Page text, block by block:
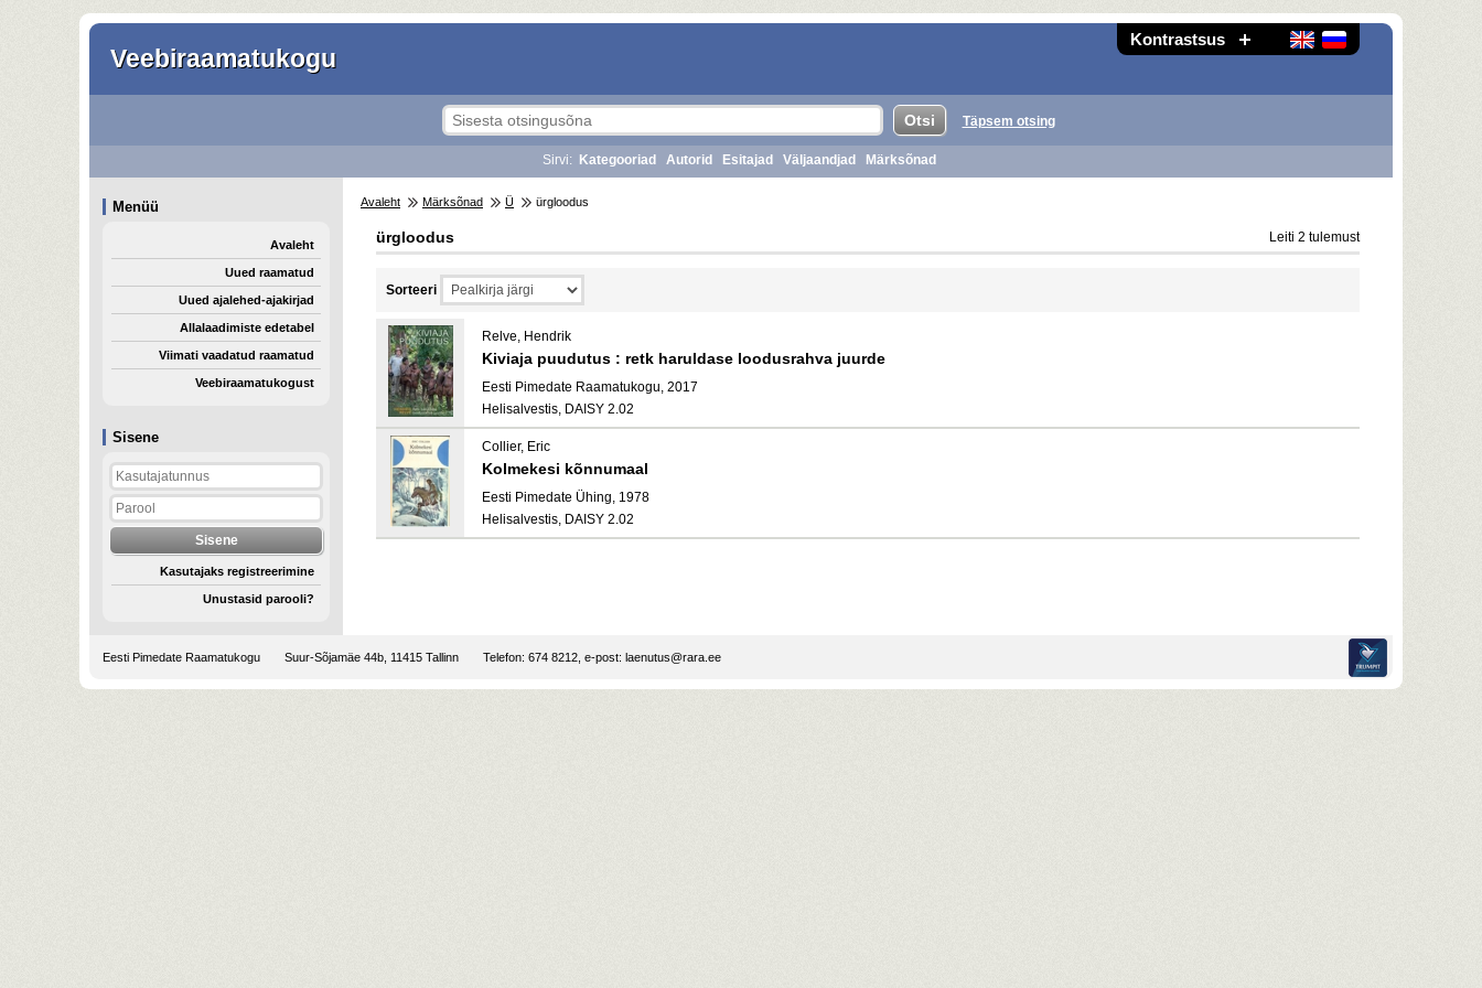
Kontrastsus
Veebiraamatukogu
Sisene
Kasutajaks registreerimine
Unustasid parooli?
Täpsem otsing
Sirvi: Kategooriad Autorid Esitajad Väljaandjad Märksõnad
Menüü
Avaleht
Uued raamatud
Uued ajalehed-ajakirjad
Allalaadimiste edetabel
Viimati vaadatud raamatud
Veebiraamatukogust
Avaleht Märksõnad Ü ürgloodus
ürgloodus Leiti 2 tulemust
Sorteeri
Relve, Hendrik
Kiviaja puudutus : retk haruldase loodusrahva juurde
Eesti Pimedate Raamatukogu, 2017
Helisalvestis, DAISY 2.02
Collier, Eric
Kolmekesi kõnnumaal
Eesti Pimedate Ühing, 1978
Helisalvestis, DAISY 2.02
Eesti Pimedate Raamatukogu Suur-Sõjamäe 44b, 11415 Tallinn Telefon: 674 8212, e-post: laenutus@rara.ee